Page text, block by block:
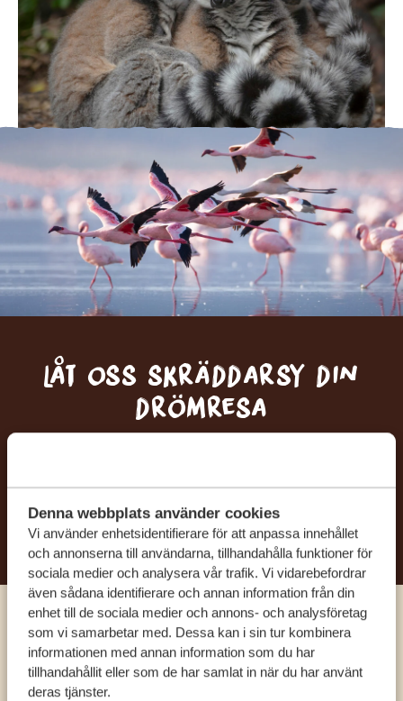
Denna webbplats använder cookies
Vi använder enhetsidentifierare för att anpassa innehållet
och annonserna till användarna, tillhandahålla funktioner för
sociala medier och analysera vår trafik. Vi vidarebefordrar
även sådana identifierare och annan information från din
enhet till de sociala medier och annons- och analysföretag
som vi samarbetar med. Dessa kan i sin tur kombinera
informationen med annan information som du har
tillhandahållit eller som de har samlat in när du har använt
deras tjänster.
Låt oss skräddarsy din
drömresa
BÖRJA PLANERA DIN DRÖMRESA
Ring en av våra experter
VÅRA SPECIALISTER FINNS HÄR FÖR ATT